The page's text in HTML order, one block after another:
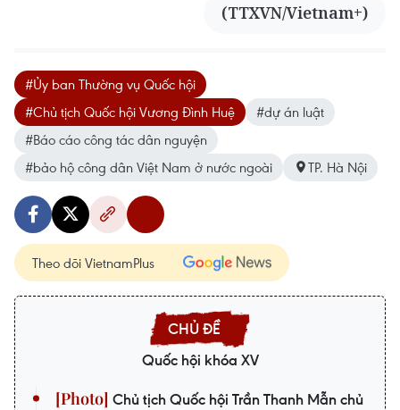
(TTXVN/Vietnam+)
#Ủy ban Thường vụ Quốc hội
#Chủ tịch Quốc hội Vương Đình Huệ
#dự án luật
#Báo cáo công tác dân nguyện
#bảo hộ công dân Việt Nam ở nước ngoài
TP. Hà Nội
Theo dõi VietnamPlus
Quốc hội khóa XV
Chủ tịch Quốc hội Trần Thanh Mẫn chủ